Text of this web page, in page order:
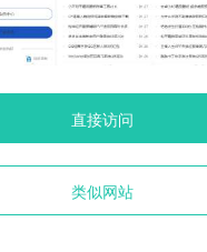
直接访问
类似网站